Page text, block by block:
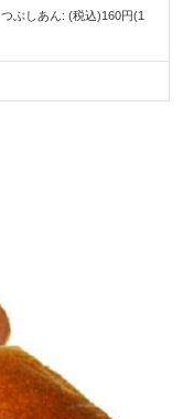
ぶしあん: (税込)160円(1